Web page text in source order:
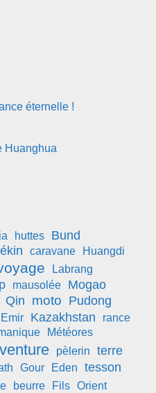
éternelle !
Huanghua
huttes Bund
caravane
Huangdi
Labrang
mausolée Mogao
Qin moto Pudong
Emir Kazakhstan
rance
Météores
pèlerin
terre
Gour Eden tesson
beurre Fils Orient